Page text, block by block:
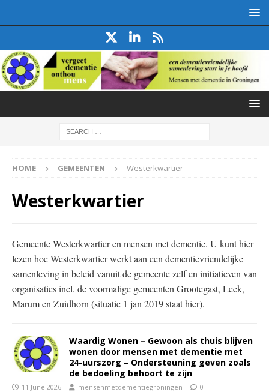
HOME GEMEENTEN Westerkwartier
Westerkwartier
Gemeente Westerkwartier en mensen met dementie. U kunt hier
lezen hoe Westerkwartier werkt aan een dementievriendelijke
samenleving in beleid vanuit de gemeente zelf en initiatieven van
organisaties incl. de voormalige gemeenten Grootegast, Leek,
Marum en Zuidhorn (situatie 1 jan 2019 staat hier).
Waardig Wonen – Gewoon als thuis blijven
wonen door mensen met dementie met
24-uurszorg – Ondersteuning geven zoals
de bedoeling behoort te zijn
11 June 2026 mensenmetdementiegroningen 0